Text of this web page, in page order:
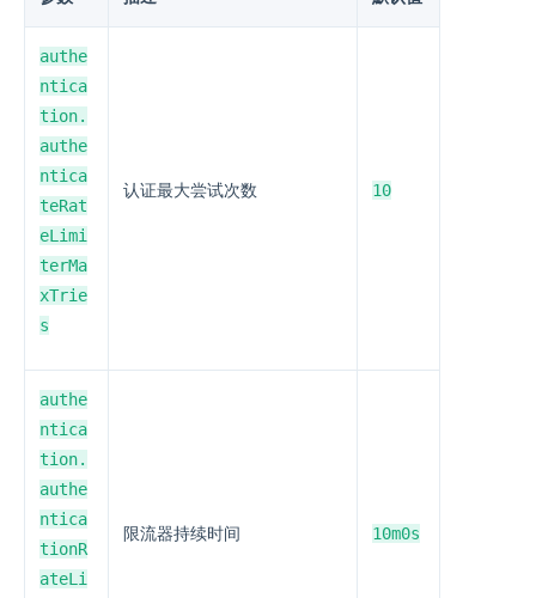
authe
ntica
tion.
authe
ntica
teRat
eLimi
terMa
xTrie
s
认证最大尝试次数 10
authe
ntica
tion.
authe
ntica
tionR
ateLi
限流器持续时间 10m0s